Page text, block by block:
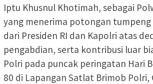
Iptu Khusnul Khotimah, sebagai
yang menerima potongan
dari Presiden RI dan Kapolri atas
pengabdian, serta kontribusi luar
Polri pada puncak peringatan Hari
80 di Lapangan Satlat Brimob Polri,